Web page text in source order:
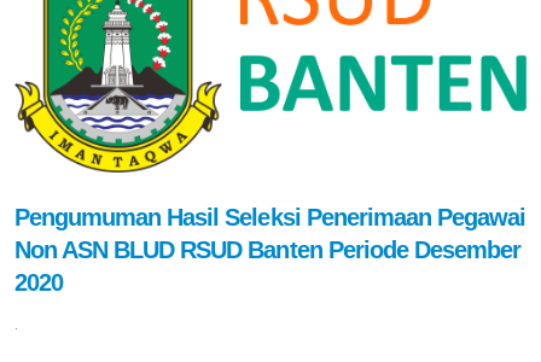
Pengumuman Hasil Seleksi Penerimaan Pegawai
Non ASN BLUD RSUD Banten Periode Desember
2020
.